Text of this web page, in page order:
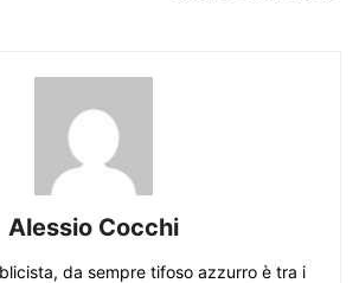
Alessio Cocchi
da sempre tifoso azzurro è tra i